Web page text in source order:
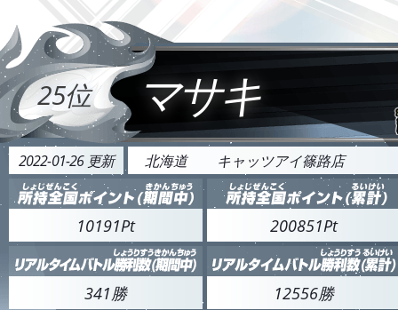
25位 マサキ
2022-01-26 更新 北海道 キャッツアイ篠路店
10191Pt 200851Pt
341勝 12556勝